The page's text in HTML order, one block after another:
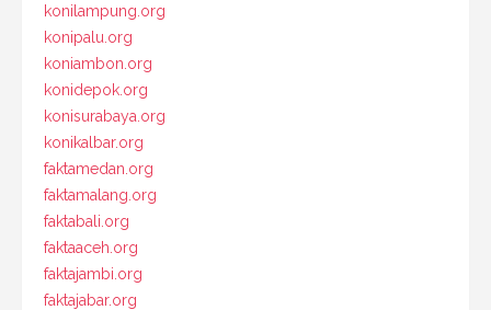
konilampung.org
konipalu.org
koniambon.org
konidepok.org
konisurabaya.org
konikalbar.org
faktamedan.org
faktamalang.org
faktabali.org
faktaaceh.org
faktajambi.org
faktajabar.org